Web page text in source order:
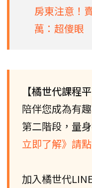
房東注意！
萬：超傻眼
【橘世代課程平
陪伴您成為有
第二階段，量
立即了解》請
加入橘世代